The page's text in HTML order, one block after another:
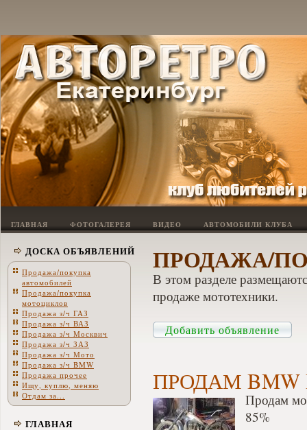
ГЛАВНАЯ ФОТОГАЛЕРЕЯ ВИДЕО АВТОМОБИЛИ КЛУБА
ДОСКА ОБЪЯВЛЕНИЙ
Продажа/покупка
автомобилей
Продажа/покупка
мотоциклов
Продажа з/ч ГАЗ
Продажа з/ч ВАЗ
Продажа з/ч Москвич
Продажа з/ч ЗАЗ
Продажа з/ч Мото
Продажа з/ч BMW
Продажа прочее
Ищу, куплю, меняю
Отдам за...
ГЛАВНАЯ
ПРОДАЖА/
В этом разделе
продаже мототехники.
Добавить объявление
ПРОДАМ BMW
Продам
85%